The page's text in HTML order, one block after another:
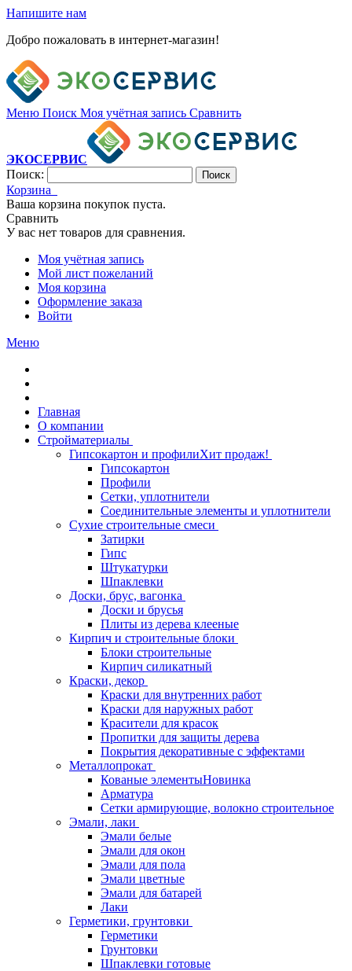
Напишите нам
Добро пожаловать в интернет-магазин!
Меню Поиск Моя учётная запись Сравнить
ЭКОСЕРВИС
Поиск:
Поиск
Корзина
Ваша корзина покупок пуста.
Сравнить
У вас нет товаров для сравнения.
Моя учётная запись
Мой лист пожеланий
Моя корзина
Оформление заказа
Войти
Меню
Главная
О компании
Стройматериалы
Гипсокартон и профилиХит продаж!
Гипсокартон
Профили
Сетки, уплотнители
Соединительные элементы и уплотнители
Сухие строительные смеси
Затирки
Гипс
Штукатурки
Шпаклевки
Доски, брус, вагонка
Доски и брусья
Плиты из дерева клееные
Кирпич и строительные блоки
Блоки строительные
Кирпич силикатный
Краски, декор
Краски для внутренних работ
Краски для наружных работ
Красители для красок
Пропитки для защиты дерева
Покрытия декоративные с эффектами
Металлопрокат
Кованые элементыНовинка
Арматура
Сетки армирующие, волокно строительное
Эмали, лаки
Эмали белые
Эмали для окон
Эмали для пола
Эмали цветные
Эмали для батарей
Лаки
Герметики, грунтовки
Герметики
Грунтовки
Шпаклевки готовые